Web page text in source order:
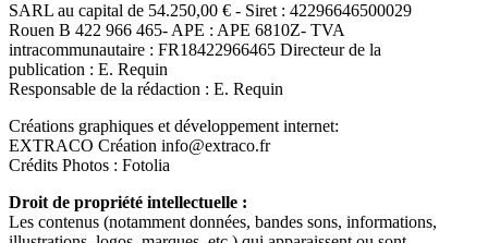
SARL au capital de 54.250,00 € - Siret : 42296646500029
Rouen B 422 966 465- APE : APE 6810Z- TVA
intracommunautaire : FR18422966465 Directeur de la
publication : E. Requin
Responsable de la rédaction : E. Requin
Créations graphiques et développement internet:
EXTRACO Création info@extraco.fr
Crédits Photos : Fotolia
Droit de propriété intellectuelle :
Les contenus (notamment données, bandes sons, informations,